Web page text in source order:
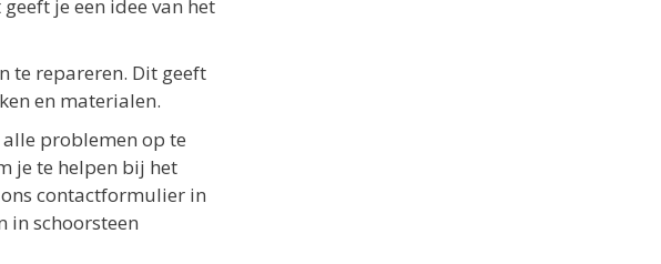
je een idee van het
te repareren. Dit geeft
en materialen.
problemen op te
je te helpen bij het
contactformulier in
in schoorsteen